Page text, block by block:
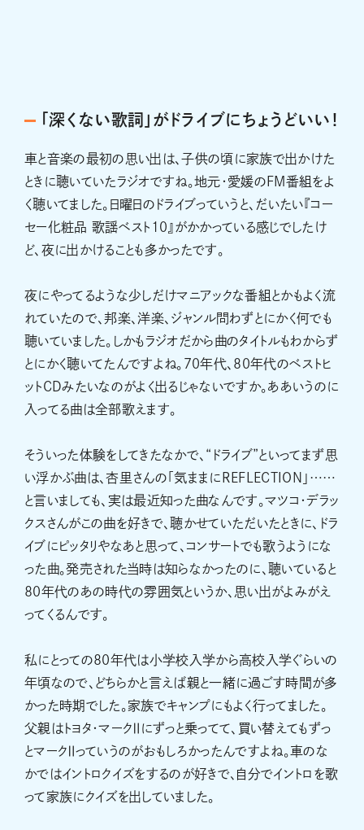
「深くない歌詞」がドライブにちょうどいい！
車と音楽の最初の思い出は、子供の頃に家族で出かけた
ときに聴いていたラジオですね。地元・愛媛のFM番組をよ
く聴いてました。日曜日のドライブっていうと、だいたい『コー
セー化粧品 歌謡ベスト10』がかかっている感じでしたけ
ど、夜に出かけることも多かったです。
夜にやってるような少しだけマニアックな番組とかもよく流
れていたので、邦楽、洋楽、ジャンル問わずとにかく何でも
聴いていました。しかもラジオだから曲のタイトルもわからず
とにかく聴いてたんですよね。70年代、80年代のベストヒ
ットCDみたいなのがよく出るじゃないですか。ああいうのに
入ってる曲は全部歌えます。
そういった体験をしてきたなかで、“ドライブ”といってまず思
い浮かぶ曲は、杏里さんの「気ままにREFLECTION」……
と言いましても、実は最近知った曲なんです。マツコ・デラッ
クスさんがこの曲を好きで、聴かせていただいたときに、ドラ
イブにピッタリやなあと思って、コンサートでも歌うようにな
った曲。発売された当時は知らなかったのに、聴いていると
80年代のあの時代の雰囲気というか、思い出がよみがえ
ってくるんです。
私にとっての80年代は小学校入学から高校入学ぐらいの
年頃なので、どちらかと言えば親と一緒に過ごす時間が多
かった時期でした。家族でキャンプにもよく行ってました。
父親はトヨタ・マークⅡにずっと乗ってて、買い替えてもずっ
とマークⅡっていうのがおもしろかったんですよね。車のな
かではイントロクイズをするのが好きで、自分でイントロを歌
って家族にクイズを出していました。